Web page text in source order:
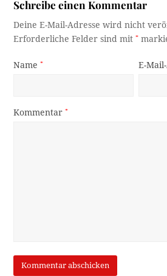
Schreibe einen Kommentar
Deine E-Mail-Adresse wird nicht
Erforderliche Felder sind mit*
Name* E-
Kommentar*